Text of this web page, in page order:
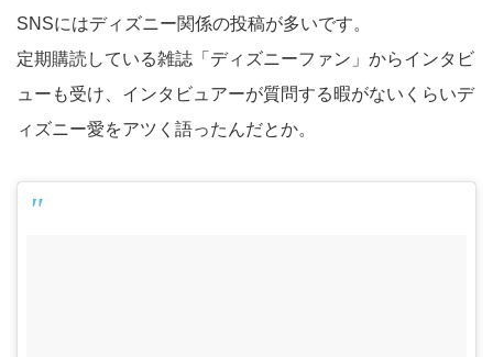
SNSにはディズニー関係の投稿が多いです。
定期購読している雑誌「ディズニーファン」からインタビ
ューも受け、インタビュアーが質問する暇がないくらいデ
ィズニー愛をアツく語ったんだとか。